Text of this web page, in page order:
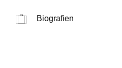
Biografien